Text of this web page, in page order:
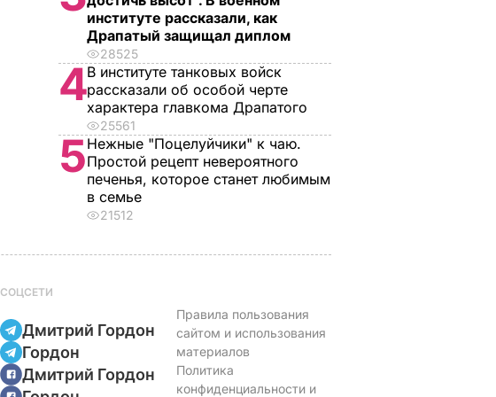
институте рассказали, как
Драпатый защищал диплом
28525
4В институте танковых войск
рассказали об особой черте
характера главкома Драпатого
25561
5Нежные "Поцелуйчики" к чаю.
Простой рецепт невероятного
печенья, которое станет любимым
в семье
21512
СОЦСЕТИ
Дмитрий Гордон
Гордон
Дмитрий Гордон
Правила пользования
сайтом и использования
материалов
Политика
конфиденциальности и